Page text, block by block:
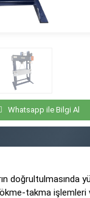
Whatsapp ile Bilgi Al
doğrultulmasında
takma